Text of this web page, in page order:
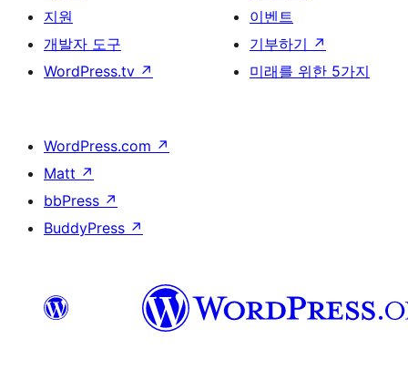
지원
개발자 도구
WordPress.tv ↗
이벤트
기부하기 ↗
미래를 위한 5가지
WordPress.com ↗
Matt ↗
bbPress ↗
BuddyPress ↗